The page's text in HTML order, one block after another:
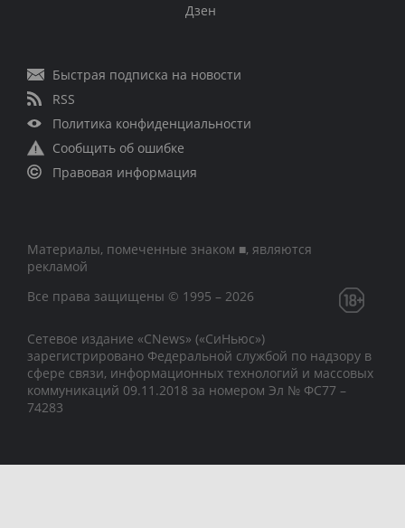
Дзен
Быстрая подписка на новости
RSS
Политика конфиденциальности
Сообщить об ошибке
Правовая информация
Материалы, помеченные знаком ■, являются
рекламой
Все права защищены © 1995 – 2026
Сетевое издание «CNews» («СиНьюс»)
зарегистрировано Федеральной службой по надзору в
сфере связи, информационных технологий и массовых
коммуникаций 09.11.2018 за номером Эл № ФС77 –
74283